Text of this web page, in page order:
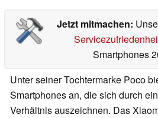
Jetzt mitmachen:
Smartphones
Unter seiner Tochtermarke Poco
Smartphones an, die sich durch
Verhältnis auszeichnen. Das